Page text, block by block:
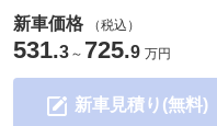
新車価格 （税込）
531.3 ～ 725.9 万円
新車見積り(無料)